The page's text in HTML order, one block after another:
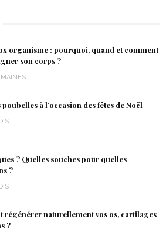
organisme : pourquoi, quand et comment
son corps ?
à l’occasion des fêtes de Noël
? Quelles souches pour quelles
?
régénérer naturellement vos os, cartilages
?